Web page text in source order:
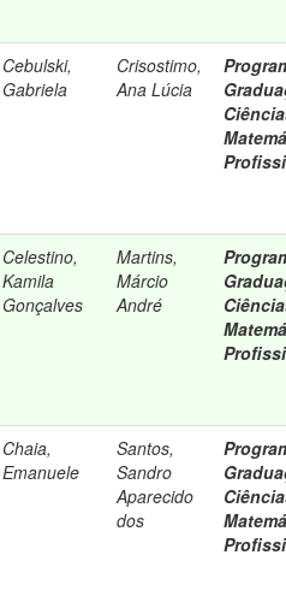
Cebulski,
Gabriela
Crisostimo,
Ana Lúcia
Celestino,
Kamila
Gonçalves
Martins,
Márcio
André
Chaia,
Emanuele
Santos,
Sandro
Aparecido
dos